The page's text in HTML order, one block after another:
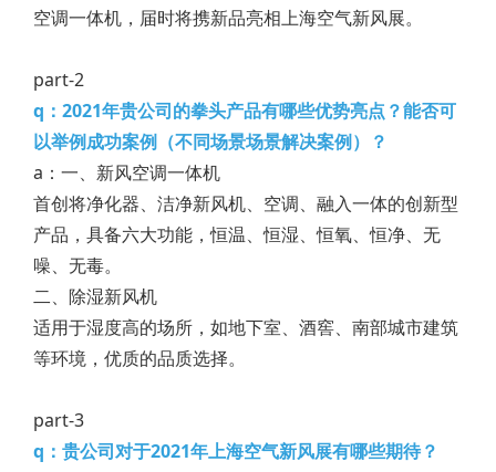
空调一体机，届时将携新品亮相上海空气新风展。
part-2
q：2021年贵公司的拳头产品有哪些优势亮点？能否可
以举例成功案例（不同场景场景解决案例）？
a：一、新风空调一体机
首创将净化器、洁净新风机、空调、融入一体的创新型
产品，具备六大功能，恒温、恒湿、恒氧、恒净、无
噪、无毒。
二、除湿新风机
适用于湿度高的场所，如地下室、酒窖、南部城市建筑
等环境，优质的品质选择。
part-3
q：贵公司对于2021年上海空气新风展有哪些期待？